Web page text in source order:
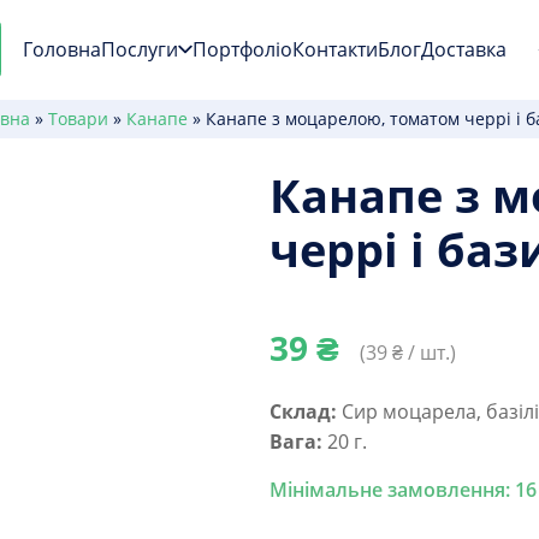
ГоловнаПослуги ПортфоліоКонтактиБлогДоставка
» Товари » Канапе » Канапе з моцарелою, томатом черрі і
Канапе з
черрі і
39 ₴ (39₴ / шт.)
Склад: Сир моцарела,
Вага: 20 г.
Мінімальне замовлення: